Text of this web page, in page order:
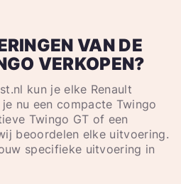
VAN DE
VERKOPEN?
kun je elke Renault
nu een compacte Twingo
Twingo GT of een
beoordelen elke uitvoering.
specifieke uitvoering in